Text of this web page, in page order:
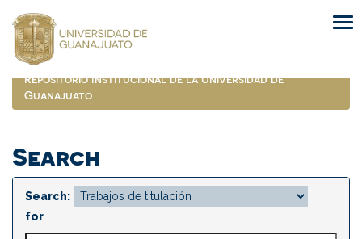
navigation
Repositorio Institucional de la Universidad de
Guanajuato
Search
Search:
for